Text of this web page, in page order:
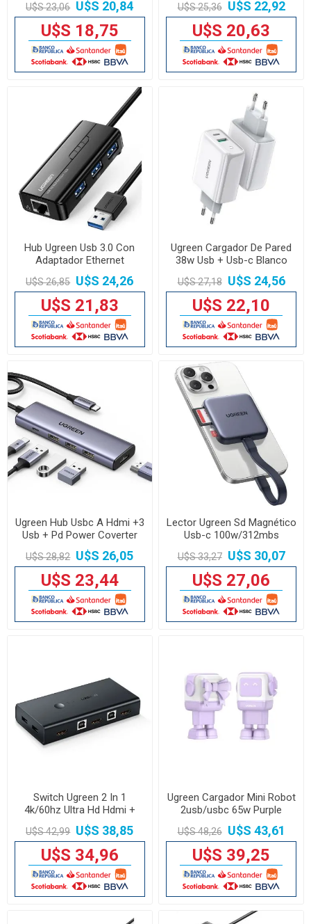
U$S 23,06 U$S 20,84
U$S 18,75
U$S 25,36 U$S 22,92
U$S 20,63
Hub Ugreen Usb 3.0 Con
Adaptador Ethernet
U$S 26,85 U$S 24,26
U$S 21,83
Ugreen Cargador De Pared
38w Usb + Usb-c Blanco
U$S 27,18 U$S 24,56
U$S 22,10
Ugreen Hub Usbc A Hdmi +3
Usb + Pd Power Coverter
U$S 28,82 U$S 26,05
U$S 23,44
Lector Ugreen Sd Magnético
Usb-c 100w/312mbs
U$S 33,27 U$S 30,07
U$S 27,06
Switch Ugreen 2 In 1
4k/60hz Ultra Hd Hdmi +
Usb
U$S 42,99 U$S 38,85
U$S 34,96
Ugreen Cargador Mini Robot
2usb/usbc 65w Purple
U$S 48,26 U$S 43,61
U$S 39,25